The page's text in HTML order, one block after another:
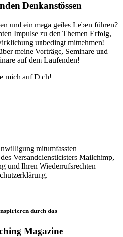
Denkanstössen
und ein mega geiles Leben führen?
Impulse zu den Themen Erfolg,
unbedingt mitnehmen!
meine Vorträge, Seminare und
auf dem Laufenden!
mich auf Dich!
mitumfassten
Versanddienstleisters Mailchimp,
und Ihren Wiederrufsrechten
durch das
Magazine